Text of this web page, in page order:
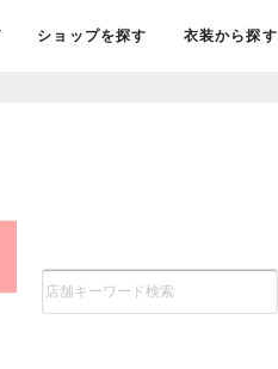
ショップを探す 衣装から探す